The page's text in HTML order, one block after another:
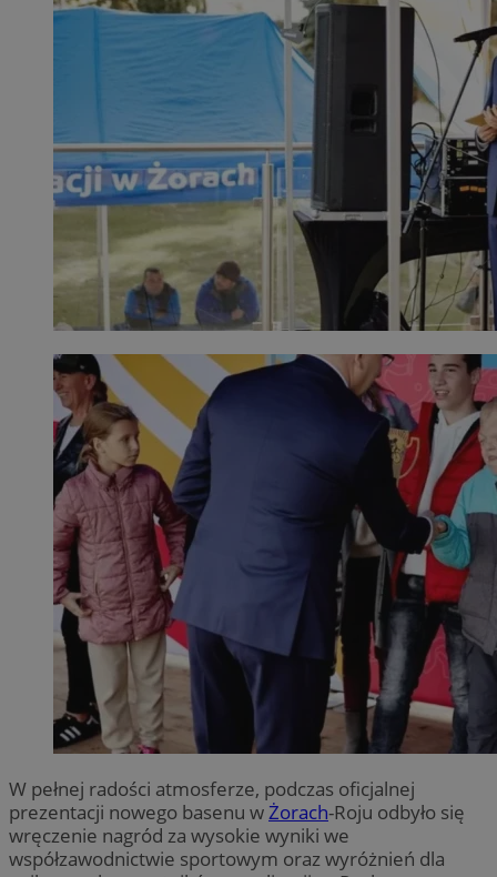
W pełnej radości atmosferze, podczas oficjalnej
prezentacji nowego basenu wŻorach-Roju odbyło się
wręczenie nagród za wysokie wyniki we
współzawodnictwie sportowym oraz wyróżnień dla